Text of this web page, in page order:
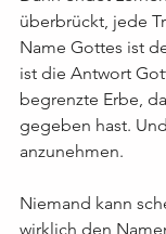
überbrückt, jede
Name Gottes ist
ist die Antwort
begrenzte Erbe,
gegeben hast.
anzunehmen.
Niemand kann
wirklich den